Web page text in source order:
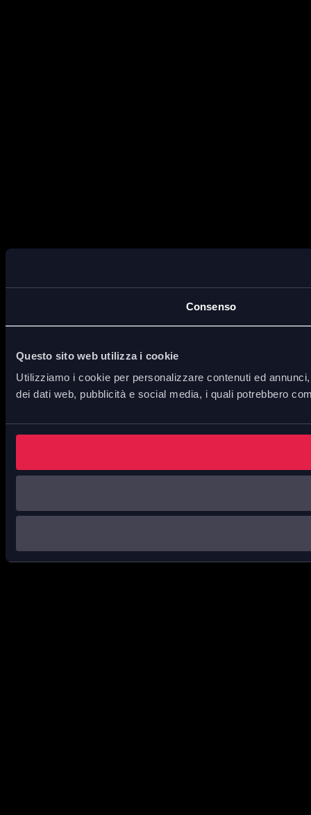
Consenso
Questo sito web utilizza i cookie
Utilizziamo i cookie per personalizzare contenuti ed
dei dati web, pubblicità e social media, i quali potrebbero